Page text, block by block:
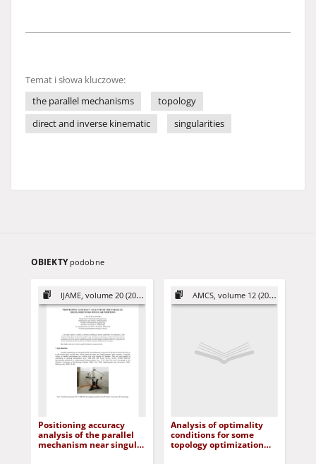
Temat i słowa kluczowe:
the parallel mechanisms
topology
direct and inverse kinematic
singularities
OBIEKTY podobne
IJAME, volume 20 (2015)
Positioning accuracy
analysis of the parallel
mechanism near singular
AMCS, volume 12 (2002)
Analysis of optimality
conditions for some
topology optimization